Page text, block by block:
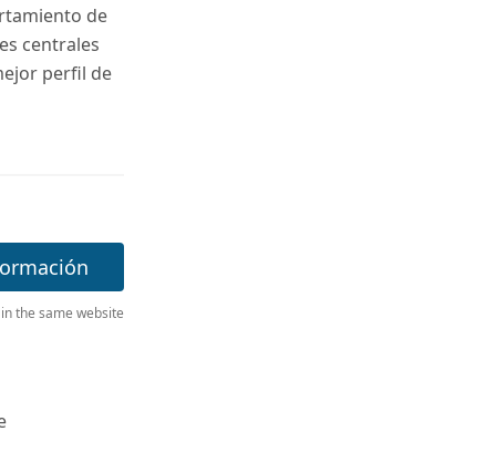
de
centrales
perfil de
the same website